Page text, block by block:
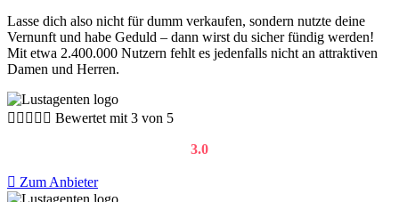
Lasse dich also nicht für dumm verkaufen, sondern nutzte deine
Vernunft und habe Geduld – dann wirst du sicher fündig werden!
Mit etwa 2.400.000 Nutzern fehlt es jedenfalls nicht an attraktiven
Damen und Herren.
     Bewertet mit 3 von 5
3.0
Zum Anbieter